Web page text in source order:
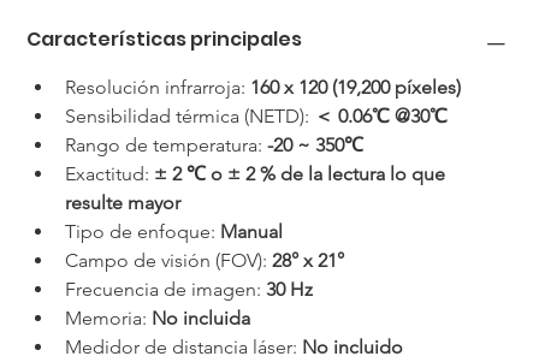
Características principales
Resolución infrarroja: 160 x 120 (19,200 píxeles)
Sensibilidad térmica (NETD): ＜ 0.06℃ @30℃
Rango de temperatura: -20 ~ 350℃
Exactitud: ± 2 ℃ o ± 2 % de la lectura lo que
resulte mayor
Tipo de enfoque: Manual
Campo de visión (FOV): 28° x 21°
Frecuencia de imagen: 30 Hz
Memoria: No incluida
Medidor de distancia láser: No incluido